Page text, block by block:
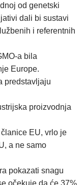
od genetski
dali bi sustavi
i referentnih
a bila
Europe.
predstavljaju
proizvodnja
EU, vrlo je
a ne samo
pokazati snagu
očekuje da će 37%